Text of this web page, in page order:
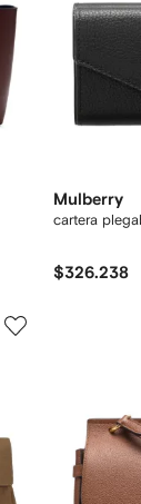
Mulberry
cartera
$326.238